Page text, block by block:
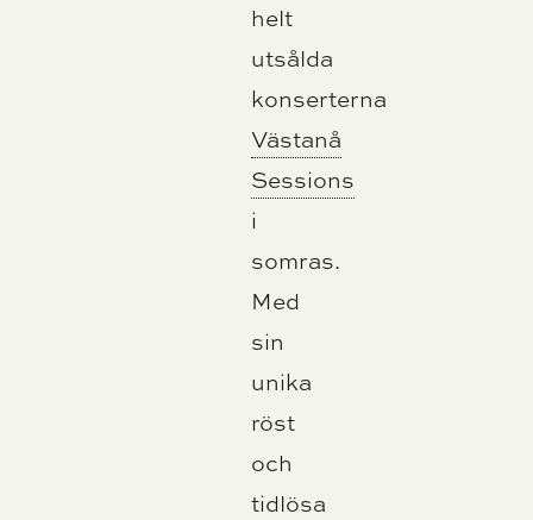
helt
utsålda
konserterna
Västanå
Sessions
i
somras.
Med
sin
unika
röst
och
tidlösa